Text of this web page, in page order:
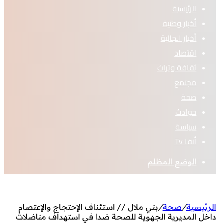
الرئيسية
أخبار وطنية
أخبار الجالية
اقتصاد
ثقافة وتراث
مجتمع
صحة
حوادث
سياسة
أنفا Tv
الوضع المظلم
الرئيسية/صحة/بني ملال // استئناف الإحتجاج والإعتصام
داخل المديرية الجهوية للصحة ضدا في استهداف مناضلات